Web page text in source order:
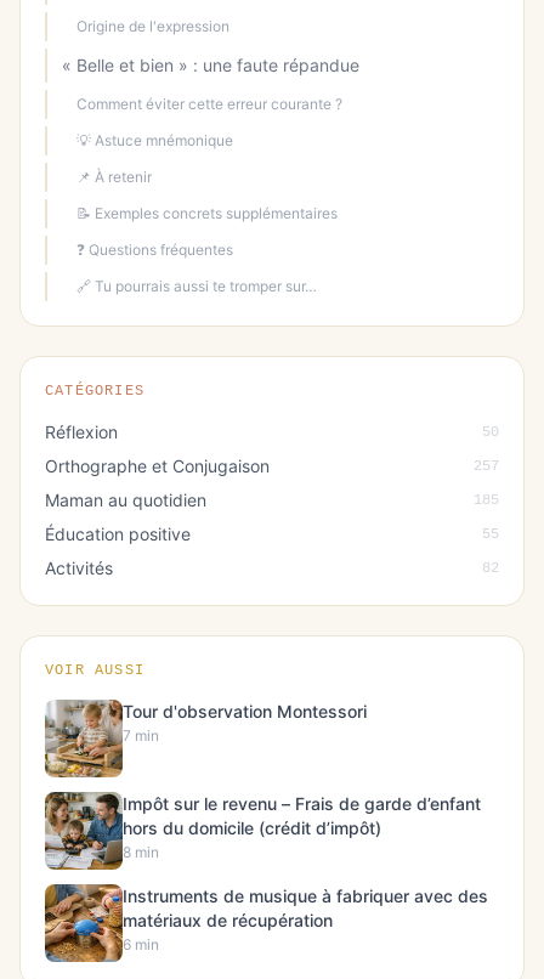
Origine de l'expression
« Belle et bien » : une faute répandue
Comment éviter cette erreur courante ?
💡 Astuce mnémonique
📌 À retenir
📝 Exemples concrets supplémentaires
❓ Questions fréquentes
🔗 Tu pourrais aussi te tromper sur…
CATÉGORIES
Réflexion 50
Orthographe et Conjugaison 257
Maman au quotidien 185
Éducation positive 55
Activités 82
VOIR AUSSI
Tour d'observation Montessori
7 min
Impôt sur le revenu – Frais de garde d’enfant
hors du domicile (crédit d’impôt)
8 min
Instruments de musique à fabriquer avec des
matériaux de récupération
6 min